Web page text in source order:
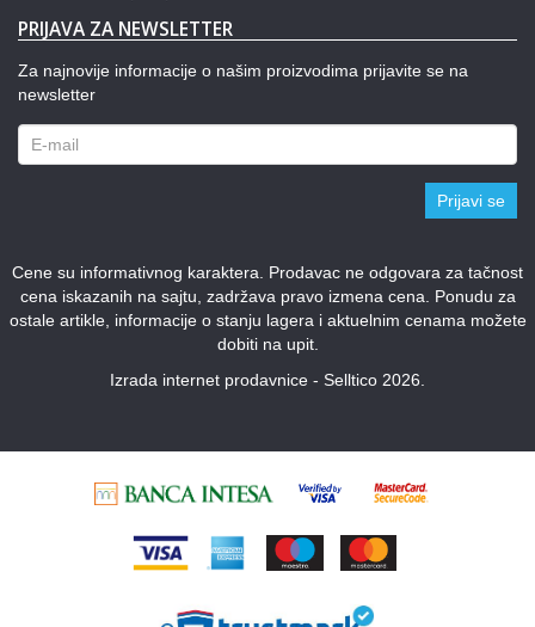
PRIJAVA ZA NEWSLETTER
Za najnovije informacije o našim proizvodima prijavite se na
newsletter
Prijavi se
Cene su informativnog karaktera. Prodavac ne odgovara za tačnost
cena iskazanih na sajtu, zadržava pravo izmena cena. Ponudu za
ostale artikle, informacije o stanju lagera i aktuelnim cenama možete
dobiti na upit.
Izrada internet prodavnice - Selltico 2026.